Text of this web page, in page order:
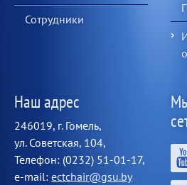
Сотрудники
Наш адрес
246019, г. Гомель,
ул. Советская, 104,
Телефон: (0232) 51-01-17,
e-mail: ectchair@gsu.by